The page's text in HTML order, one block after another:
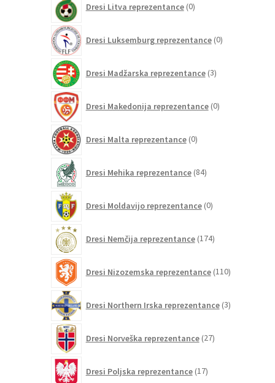
Dresi Litva reprezentance 0izdelkov
Dresi Luksemburg reprezentance 0izdelkov
Dresi Madžarska reprezentance 3izdelki
Dresi Makedonija reprezentance 0izdelkov
Dresi Malta reprezentance 0izdelkov
Dresi Mehika reprezentance 84izdelkov
Dresi Moldavijo reprezentance 0izdelkov
Dresi Nemčija reprezentance 174izdelkov
Dresi Nizozemska reprezentance 110izdelkov
Dresi Northern Irska reprezentance 3izdelki
Dresi Norveška reprezentance 27izdelkov
Dresi Poljska reprezentance 17izdelkov